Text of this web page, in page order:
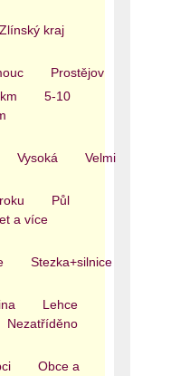
Zlínský kraj
Prostějov
5-10
Vysoká
Velmi
Půl
a více
Stezka+silnice
Lehce
Nezatříděno
Obce a